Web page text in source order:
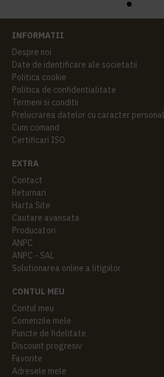
INFORMATII
Despre noi
Date de identificare ale societatii
Politica cookie
Politica de confidentialitate
Termeni si conditii
Prelucrarea datelor cu caracter personal
Cum comand
Certificari ISO
EXTRA
Contact
Returnari
Harta Site
Cautare avansata
Producatori
ANPC
ANPC - SAL
Solutionarea online a litigiilor
CONTUL MEU
Contul meu
Comenzile mele
Puncte de fidelitate
Discount progresiv
Favorite
Adresele mele